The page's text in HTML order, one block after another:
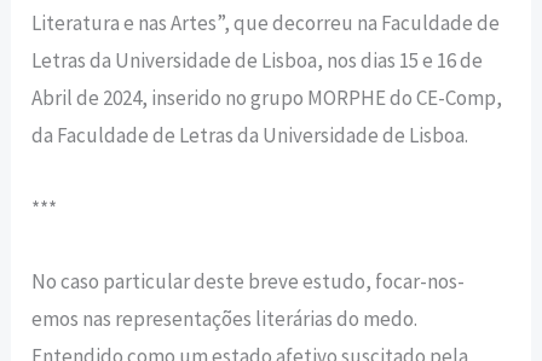
Literatura e nas Artes”, que decorreu na Faculdade de
Letras da Universidade de Lisboa, nos dias 15 e 16 de
Abril de 2024, inserido no grupo MORPHE do CE-Comp,
da Faculdade de Letras da Universidade de Lisboa.
***
No caso particular deste breve estudo, focar-nos-
emos nas representações literárias do medo.